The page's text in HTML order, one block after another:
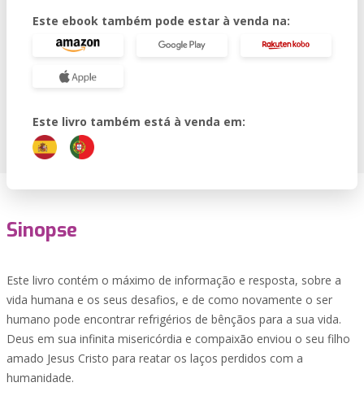
Este ebook também pode estar à venda na:
Este livro também está à venda em:
Sinopse
Este livro contém o máximo de informação e resposta, sobre a
vida humana e os seus desafios, e de como novamente o ser
humano pode encontrar refrigérios de bênçãos para a sua vida.
Deus em sua infinita misericórdia e compaixão enviou o seu filho
amado Jesus Cristo para reatar os laços perdidos com a
humanidade.